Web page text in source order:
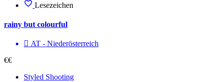
Lesezeichen
rainy but colourful
AT - Nieder­österreich
€€
Styled Shooting